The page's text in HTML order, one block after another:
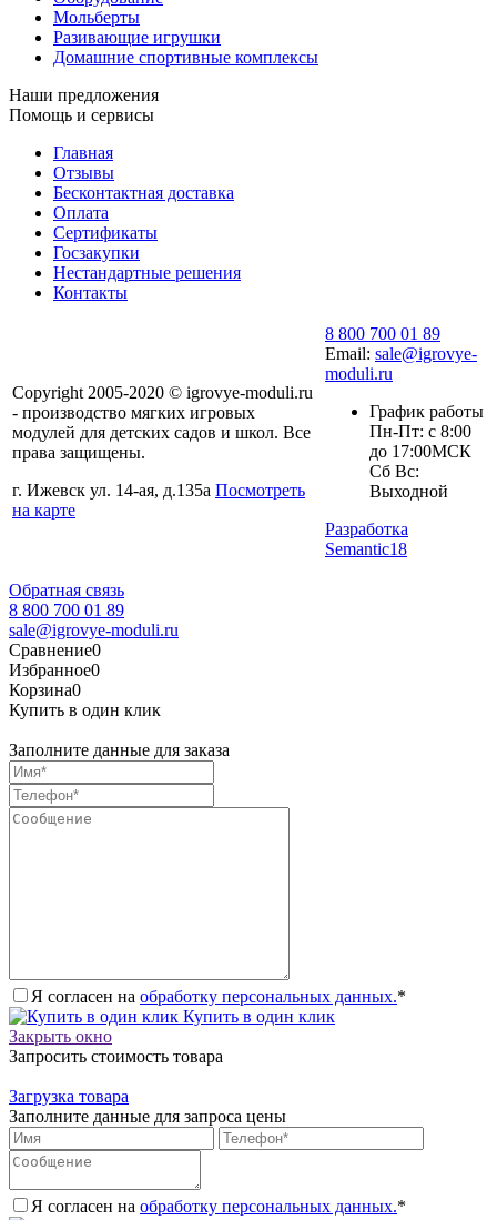
Мольберты
Разивающие игрушки
Домашние спортивные комплексы
Наши предложения
Помощь и сервисы
Главная
Отзывы
Бесконтактная доставка
Оплата
Сертификаты
Госзакупки
Нестандартные решения
Контакты
Copyright 2005-2020 © igrovye-moduli.ru
- производство мягких игровых
модулей для детских садов и школ. Все
права защищены.
г. Ижевск ул. 14-ая, д.135а Посмотреть
на карте
8 800 700 01 89
Email: sale@igrovye-
moduli.ru
График работы
Пн-Пт: с 8:00
до 17:00МСК
Сб Вс:
Выходной
Разработка
Semantic18
Обратная связь
8 800 700 01 89
sale@igrovye-moduli.ru
Сравнение0
Избранное0
Корзина0
Купить в один клик
Заполните данные для заказа
Я согласен на обработку персональных данных.*
Купить в один клик
Закрыть окно
Запросить стоимость товара
Загрузка товара
Заполните данные для запроса цены
Я согласен на обработку персональных данных.*